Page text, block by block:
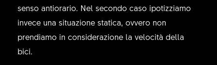
senso antiorario. Nel secondo caso ipotizziamo
invece una situazione statica, ovvero non
prendiamo in considerazione la velocità della
bici.